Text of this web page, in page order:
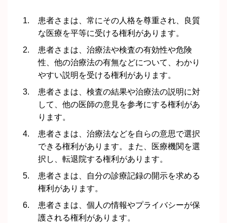
患者さまは、常にその人格を尊重され、良質
な医療を平等に受ける権利があります。
患者さまは、治療法や検査の有効性や危険
性、他の治療法の有無などについて、わかり
やすい説明を受ける権利があります。
患者さまは、検査の結果や治療法の説明に対
して、他の医師の意見を参考にする権利があ
ります。
患者さまは、治療法などを自らの意思で選択
できる権利があります。また、医療機関を選
択し、転退院する権利があります。
患者さまは、自分の診療記録の開示を求める
権利があります。
患者さまは、個人の情報やプライバシーが保
護される権利があります。